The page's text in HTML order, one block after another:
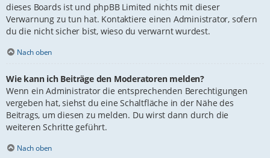
dieses Boards ist und phpBB Limited nichts mit dieser
Verwarnung zu tun hat. Kontaktiere einen Administrator, sofern
du die nicht sicher bist, wieso du verwarnt wurdest.
Nach oben
Wie kann ich Beiträge den Moderatoren melden?
Wenn ein Administrator die entsprechenden Berechtigungen
vergeben hat, siehst du eine Schaltfläche in der Nähe des
Beitrags, um diesen zu melden. Du wirst dann durch die
weiteren Schritte geführt.
Nach oben